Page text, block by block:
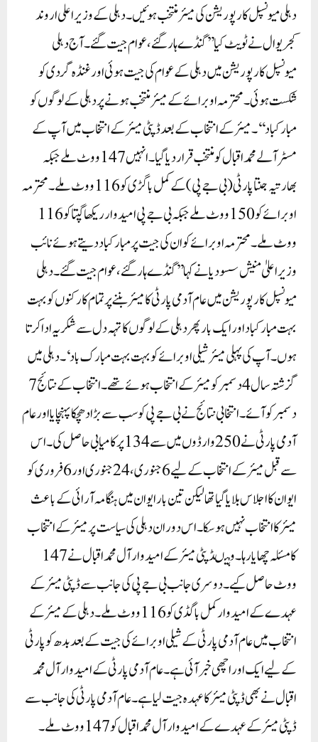
دہلی میونسپل کارپوریشن کی میئر منتخب ہوئیں۔دہلی کے وزیر اعلی اروند
کجریوال نے ٹویٹ کیا ’’گنڈے ہار گئے ، عوام جیت گئے ۔ آج دہلی
میونسپل کارپوریشن میں دہلی کے عوام کی جیت ہوئی اور غنڈہ گردی کو
شکست ہوئی۔ محترمہ اوبرائے کے میئر منتخب ہونے پر دہلی کے لوگوں کو
مبارکباد‘‘۔میئر کے انتخاب کے بعد ڈپٹی میئر کے انتخاب میں آپ کے
مسٹر آلے محمد اقبال کو منتخب قرار دیا گیا۔ انہیں 147ووٹ ملے جبکہ
بھارتیہ جنتا پارٹی (بی جے پی) کے کمل باگڑی کو 116 ووٹ ملے۔ محترمہ
اوبرائے کو 150 ووٹ ملے جبکہ بی جے پی امیدوار ریکھا گپتا کو 116
ووٹ ملے۔ محترمہ اوبرائے کو ان کی جیت پر مبارکباد دیتے ہوئے نائب
وزیر اعلیٰ منیش سسودیا نے کہا’’گنڈے ہار گئے ، عوام جیت گئے ۔ دہلی
میونسپل کارپوریشن میں عام آدمی پارٹی کا میئر بننے پر تمام کارکنوں کو بہت
بہت مبارکباد اور ایک بار پھر دہلی کے لوگوں کا تہہ دل سے شکریہ ادا کرتا
ہوں۔ آپ کی پہلی میئر شیلی اوبرائے کو بہت بہت مبارک باد‘۔ دہلی میں
گزشتہ سال 4 دسمبر کو میئر کے انتخاب ہوئے تھے۔ انتخاب کے نتائج 7
دسمبر کو آئے۔ انتخابی نتائج نے بی جے پی کو سب سے بڑا دھچکا پہنچایا اور عام
آدمی پارٹی نے 250 وارڈوں میں سے 134 پر کامیابی حاصل کی۔اس
سے قبل میئر کے انتخاب کے لیے 6 جنوری، 24 جنوری اور 6 فروری کو
ایوان کا اجلاس بلایا گیا تھا لیکن تین بار ایوان میں ہنگامہ آرائی کے باعث
میئر کا انتخاب نہیں ہوسکا۔ اس دوران دہلی کی سیاست پر میئر کے انتخاب
کا مسئلہ چھایا رہا۔وہیںڈپٹی میئر کے امیدوار آل محمد اقبال نے 147
ووٹ حاصل کیے۔ دوسری جانب بی جے پی کی جانب سے ڈپٹی میئر کے
عہدے کے امیدوار کمل باگڈی کو 116 ووٹ ملے۔ دہلی کے میئر کے
انتخاب میں عام آدمی پارٹی کے شیلی اوبرائے کی جیت کے بعد بدھ کو پارٹی
کے لیے ایک اور اچھی خبر آئی ہے۔ عام آدمی پارٹی کے امیدوار آل محمد
اقبال نے بھی ڈپٹی میئر کا عہدہ جیت لیا ہے۔ عام آدمی پارٹی کی جانب سے
ڈپٹی میئر کے عہدے کے امیدوار آل محمد اقبال کو 147 ووٹ ملے۔